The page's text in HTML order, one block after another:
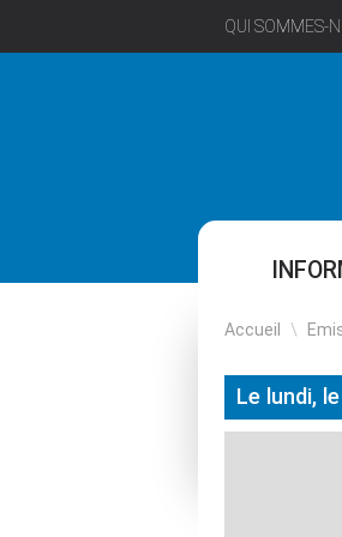
QUI SOMMES-
Accueil \
Le lundi,